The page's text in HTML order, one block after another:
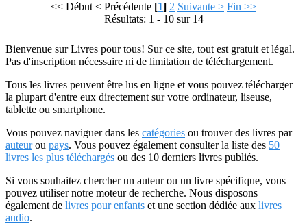
<< Début < Précédente [1] 2 Suivante > Fin >>
Résultats: 1 - 10 sur 14
Bienvenue sur Livres pour tous! Sur ce site, tout est gratuit et légal.
Pas d'inscription nécessaire ni de limitation de téléchargement.
Tous les livres peuvent être lus en ligne et vous pouvez télécharger
la plupart d'entre eux directement sur votre ordinateur, liseuse,
tablette ou smartphone.
Vous pouvez naviguer dans les catégories ou trouver des livres par
auteurou pays. Vous pouvez également consulter la liste des 50
livres les plus téléchargés ou des 10 derniers livres publiés.
Si vous souhaitez chercher un auteur ou un livre spécifique, vous
pouvez utiliser notre moteur de recherche. Nous disposons
également de livres pour enfants et une section dédiée aux livres
audio.